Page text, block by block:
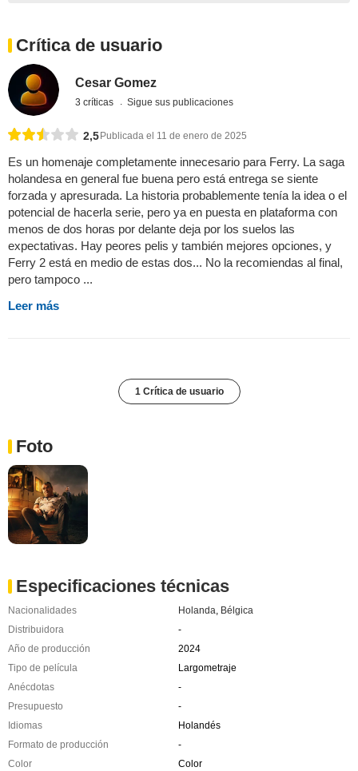
Crítica de usuario
Cesar Gomez
3 críticas Sigue sus publicaciones
2,5Publicada el 11 de enero de 2025
Es un homenaje completamente innecesario para Ferry. La saga
holandesa en general fue buena pero está entrega se siente
forzada y apresurada. La historia probablemente tenía la idea o el
potencial de hacerla serie, pero ya en puesta en plataforma con
menos de dos horas por delante deja por los suelos las
expectativas. Hay peores pelis y también mejores opciones, y
Ferry 2 está en medio de estas dos... No la recomiendas al final,
pero tampoco ...
Leer más
1 Crítica de usuario
Foto
Especificaciones técnicas
Nacionalidades Holanda, Bélgica
Distribuidora
-
Año de producción
2024
Tipo de película
Largometraje
Anécdotas
-
Presupuesto
-
Idiomas
Holandés
Formato de producción
-
Color
Color